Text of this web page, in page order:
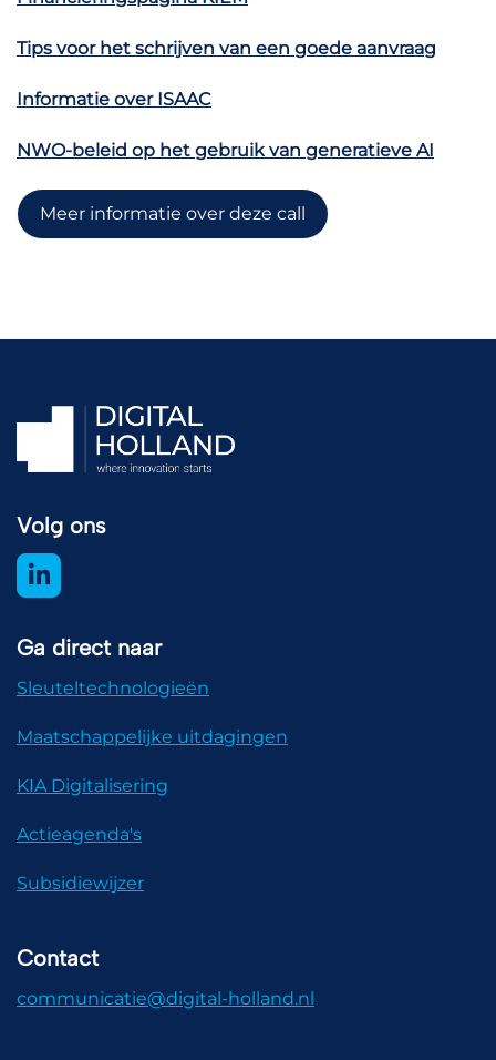
Tips voor het schrijven van een goede aanvraag
Informatie over ISAAC
NWO-beleid op het gebruik van generatieve AI
Meer informatie over deze call
Volg ons
Ga direct naar
Sleuteltechnologieën
Maatschappelijke uitdagingen
KIA Digitalisering
Actieagenda's
Subsidiewijzer
Contact
communicatie@digital-holland.nl